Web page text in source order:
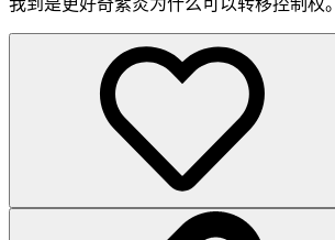
我到是更好奇紫炎为什么可以转移控制权。